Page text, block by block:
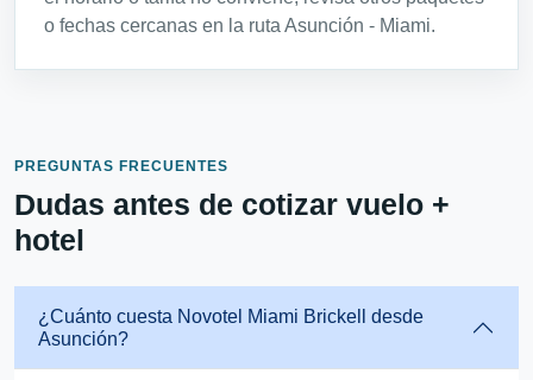
o fechas cercanas en la ruta Asunción - Miami.
PREGUNTAS FRECUENTES
Dudas antes de cotizar vuelo +
hotel
¿Cuánto cuesta Novotel Miami Brickell desde
Asunción?